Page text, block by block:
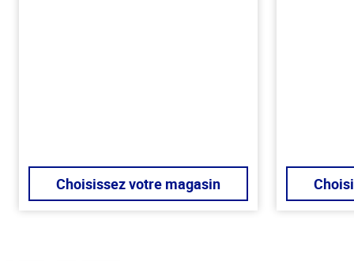
Choisissez votre magasin